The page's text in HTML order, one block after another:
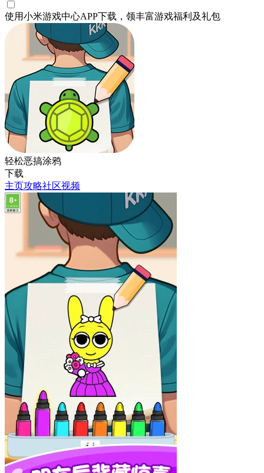
使用小米游戏中心APP下载 ，领丰富游戏福利 及礼包
轻松恶搞涂鸦
下载
主页攻略社区视频